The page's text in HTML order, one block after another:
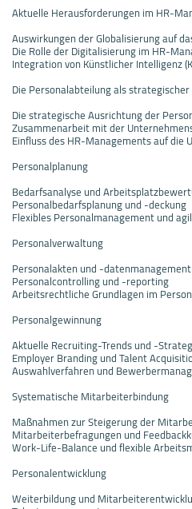
Aktuelle Herausforderungen im HR-
Auswirkungen der Globalisierung auf
Die Rolle der Digitalisierung im HR-
Integration von Künstlicher Intelligenz
Die Personalabteilung als
Die strategische Ausrichtung der
Zusammenarbeit mit der
Einfluss des HR-Managements auf die
Personalplanung
Bedarfsanalyse und
Personalbedarfsplanung und -deckung
Flexibles Personalmanagement und
Personalverwaltung
Personalakten und -datenmanagement
Personalcontrolling und -reporting
Arbeitsrechtliche Grundlagen im
Personalgewinnung
Aktuelle Recruiting-Trends und -
Employer Branding und Talent
Auswahlverfahren und
Systematische Mitarbeiterbindung
Maßnahmen zur Steigerung der
Mitarbeiterbefragungen und
Work-Life-Balance und flexible
Personalentwicklung
Weiterbildung und